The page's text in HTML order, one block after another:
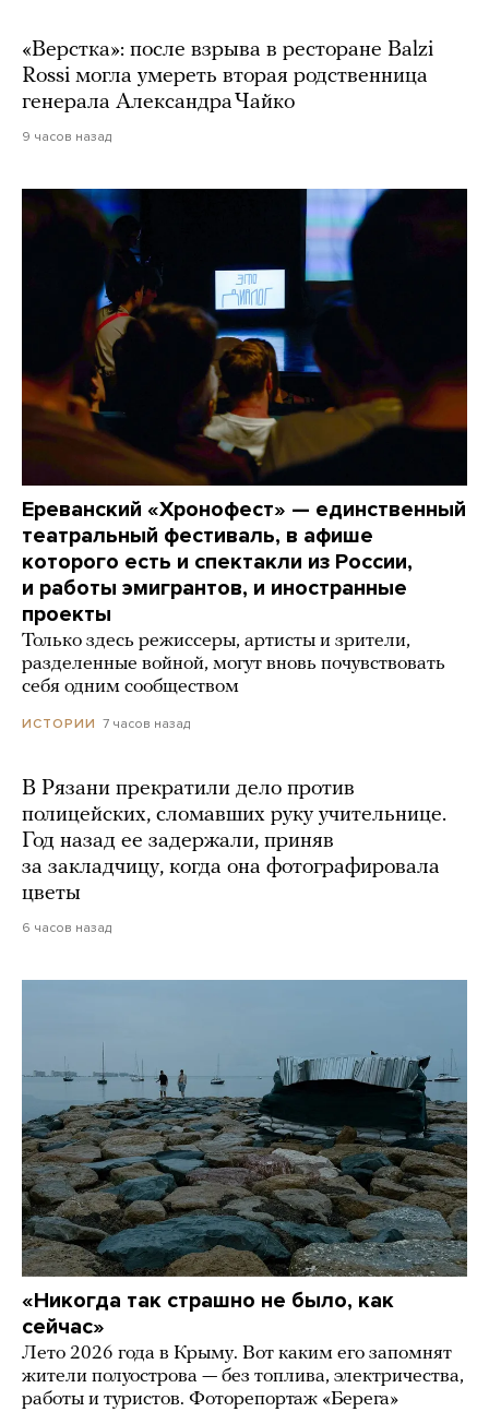
«Верстка»: после взрыва в ресторане Balzi
Rossi могла умереть вторая родственница
генерала Александра Чайко
9 часов назад
Ереванский «Хронофест» — единственный
театральный фестиваль, в афише
которого есть и спектакли из России,
и работы эмигрантов, и иностранные
проекты
Только здесь режиссеры, артисты и зрители,
разделенные войной, могут вновь почувствовать
себя одним сообществом
ИСТОРИИ 7 часов назад
В Рязани прекратили дело против
полицейских, сломавших руку учительнице.
Год назад ее задержали, приняв
за закладчицу, когда она фотографировала
цветы
6 часов назад
«Никогда так страшно не было, как
сейчас»
Лето 2026 года в Крыму. Вот каким его запомнят
жители полуострова — без топлива, электричества,
работы и туристов. Фоторепортаж «Берега»